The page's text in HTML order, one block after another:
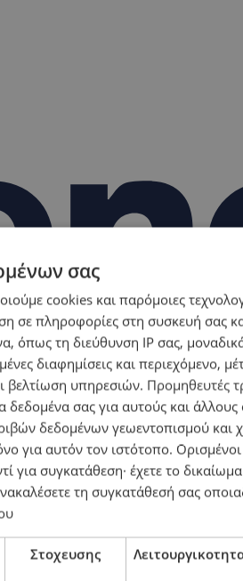
σας
cookies και παρόμοιες
σε πληροφορίες στη συσκευή σας
όπως τη διεύθυνση IP σας,
διαφημίσεις και περιεχόμενο,
βελτίωση υπηρεσιών. Προμηθευτές
δεδομένα σας για αυτούς και
δεδομένων γεωεντοπισμού και
για αυτόν τον ιστότοπο.
για συγκατάθεση· έχετε το δικαίωμα
τη συγκατάθεσή σας
Στοχευσης